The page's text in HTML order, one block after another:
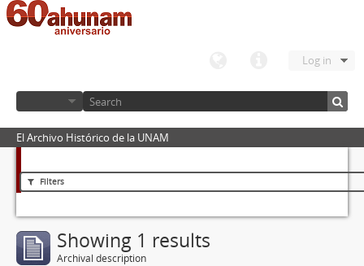
Log in
El Archivo Histórico de la UNAM
Filters
Showing 1 results
Archival description